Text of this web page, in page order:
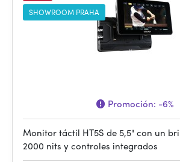
SHOWROOM PRAHA
Promoción: -6%
Monitor táctil HT5S de 5,5" con un
2000 nits y controles integrados